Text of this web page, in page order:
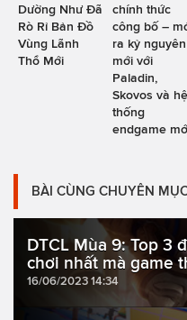
Dường Như Đã
Rò Rỉ Bản Đồ
Vùng Lãnh
Thổ Mới
chính thức
công bố –
ra kỷ nguyên
mới với
Paladin,
Skovos và hệ
thống
endgame
BÀI CÙNG CHUYÊN
DTCL Mùa 9: Top 3
chơi nhất mà game
16/06/2023 14:34